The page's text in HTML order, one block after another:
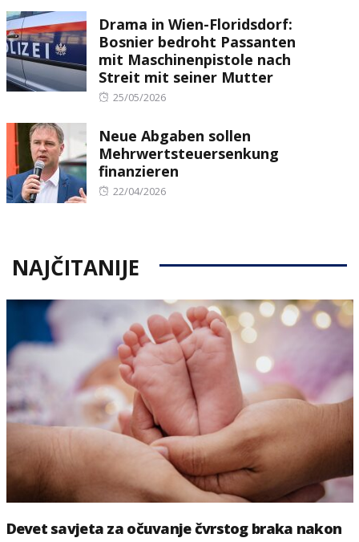
Drama in Wien-Floridsdorf:
Bosnier bedroht Passanten
mit Maschinenpistole nach
Streit mit seiner Mutter
Posted
25/05/2026
Neue Abgaben sollen
Mehrwertsteuersenkung
finanzieren
Posted
22/04/2026
NAJČITANIJE
Devet savjeta za očuvanje čvrstog braka nakon